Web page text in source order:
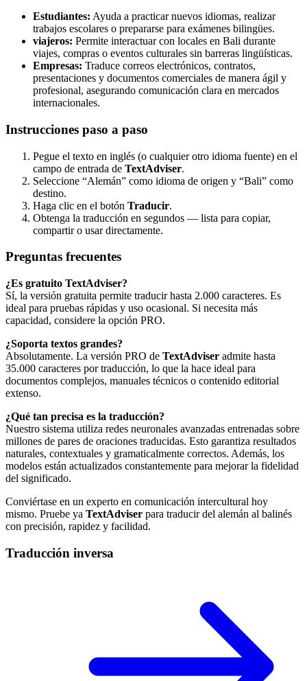
Estudiantes: Ayuda a practicar nuevos idiomas, realizar
trabajos escolares o prepararse para exámenes bilingües.
viajeros: Permite interactuar con locales en Bali durante
viajes, compras o eventos culturales sin barreras lingüísticas.
Empresas: Traduce correos electrónicos, contratos,
presentaciones y documentos comerciales de manera ágil y
profesional, asegurando comunicación clara en mercados
internacionales.
Instrucciones paso a paso
Pegue el texto en inglés (o cualquier otro idioma fuente) en el
campo de entrada de TextAdviser.
Seleccione “Alemán” como idioma de origen y “Bali” como
destino.
Haga clic en el botón Traducir.
Obtenga la traducción en segundos — lista para copiar,
compartir o usar directamente.
Preguntas frecuentes
¿Es gratuito TextAdviser?
Sí, la versión gratuita permite traducir hasta 2.000 caracteres. Es
ideal para pruebas rápidas y uso ocasional. Si necesita más
capacidad, considere la opción PRO.
¿Soporta textos grandes?
Absolutamente. La versión PRO de TextAdviser admite hasta
35.000 caracteres por traducción, lo que la hace ideal para
documentos complejos, manuales técnicos o contenido editorial
extenso.
¿Qué tan precisa es la traducción?
Nuestro sistema utiliza redes neuronales avanzadas entrenadas sobre
millones de pares de oraciones traducidas. Esto garantiza resultados
naturales, contextuales y gramaticalmente correctos. Además, los
modelos están actualizados constantemente para mejorar la fidelidad
del significado.
Conviértase en un experto en comunicación intercultural hoy
mismo. Pruebe ya TextAdviser para traducir del alemán al balinés
con precisión, rapidez y facilidad.
Traducción inversa